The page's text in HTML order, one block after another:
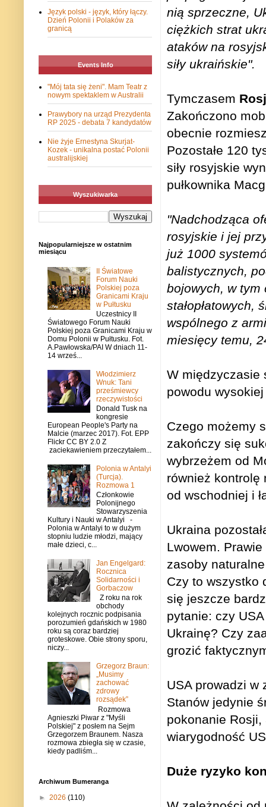
nią sprzeczne,
ciężkich strat
ataków na
siły ukraińskie".
Tymczasem
Zakończono
obecnie
Pozostałe 120
siły rosyjskie
pułkownika
"Nadchodząca
rosyjskie i jej
już 1000
balistycznych,
bojowych, w tym
stałopłatowych,
wspólnego z
miesięcy temu,
W międzyczasie
powodu
Czego możemy
zakończy się
wybrzeżem od
również kontrolę
od wschodniej i
Ukraina
Lwowem. Prawie
zasoby
Czy to wszystko
się jeszcze
pytanie: czy
Ukrainę? Czy
grozić
USA prowadzi w
Stanów jedynie
pokonanie Rosji,
wiarygodność
Duże ryzyko
Język polski - język, który łączy.
Dzień Polonii i Polaków za
granicą
Events Info
"Mój tata się żeni". Mam Teatr z
nowym spektaklem w Australii
Prawybory na urząd Prezydenta
RP 2025 - debata 7 kandydatów
Nie żyje Ernestyna Skurjat-
Kozek - unikalna postać Polonii
australijskiej
Wyszukiwarka
Najpopularniejsze w ostatnim
miesiącu
II Światowe
Forum Nauki
Polskiej poza
Granicami Kraju
w Pułtusku
Uczestnicy II
Światowego Forum Nauki
Polskiej poza Granicami Kraju w
Domu Polonii w Pułtusku. Fot.
A.Pawłowska/PAI W dniach 11-
14 wrześ...
Włodzimierz
Wnuk: Tani
prześmiewcy
rzeczywistości
Donald Tusk na
kongresie
European People's Party na
Malcie (marzec 2017). Fot. EPP
Flickr CC BY 2.0 Z
zaciekawieniem przeczytałem...
Polonia w Antalyi
(Turcja).
Rozmowa 1
Członkowie
Polonijnego
Stowarzyszenia
Kultury i Nauki w Antalyi -
Polonia w Antalyi to w dużym
stopniu ludzie młodzi, mający
małe dzieci, c...
Jan Engelgard:
Rocznica
Solidarności i
Gorbaczow
Z roku na rok
obchody
kolejnych rocznic podpisania
porozumień gdańskich w 1980
roku są coraz bardziej
groteskowe. Obie strony sporu,
niczy...
Grzegorz Braun:
„Musimy
zachować
zdrowy
rozsądek”
Rozmowa
Agnieszki Piwar z "Myśli
Polskiej" z posłem na Sejm
Grzegorzem Braunem. Nasza
rozmowa zbiegła się w czasie,
kiedy padliśm...
Archiwum Bumeranga
► 2026 (110)